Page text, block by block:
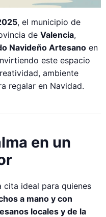
, el municipio de
de Valencia,
Navideño Artesano en
este espacio
ambiente
regalar en Navidad.
en un
cita ideal para quienes
a mano y con
locales y de la